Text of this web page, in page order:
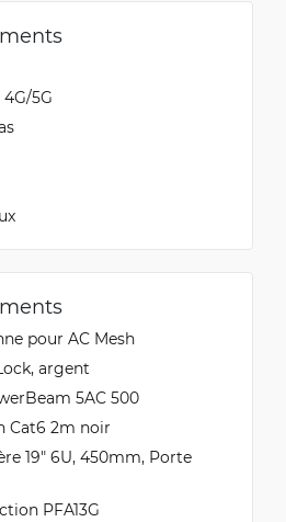
5G
pour AC Mesh
argent
5AC 500
Cat6 2m noir
19" 6U, 450mm, Porte
PFA13G